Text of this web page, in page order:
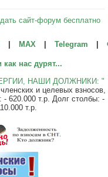
сайт-форум бесплатно
МАХ Telegram
нас дурят...
НАШИ ДОЛЖНИКИ: "
и целевых взносов,
- 620.000 т.р. Долг столбы: -
т.р.